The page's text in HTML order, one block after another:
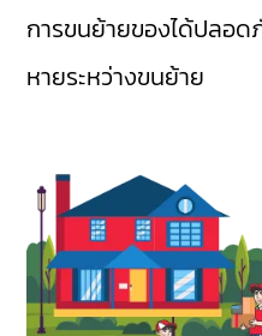
การขนย้ายของได้ปลอด
หายระหว่างขนย้าย